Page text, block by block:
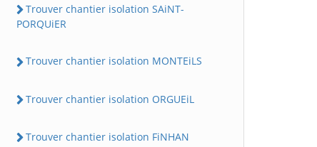
Trouver chantier isolation SAiNT-
PORQUiER
Trouver chantier isolation MONTEiLS
Trouver chantier isolation ORGUEiL
Trouver chantier isolation FiNHAN